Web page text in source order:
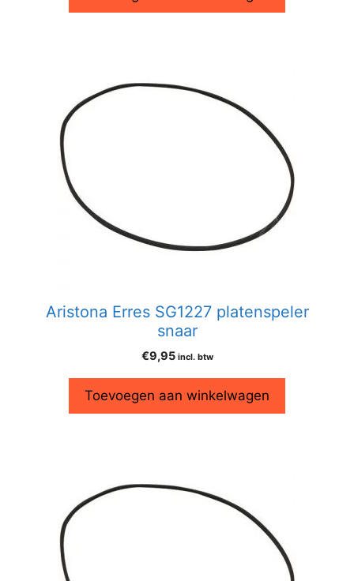
Aristona Erres SG1227 platenspeler
snaar
€9,95 incl. btw
Toevoegen aan winkelwagen